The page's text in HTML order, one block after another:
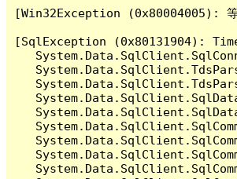
[Win32Exception (0x80004005): 等
[SqlException (0x80131904):